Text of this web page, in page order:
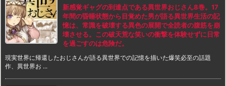
新感覚ギャグの到達点である異世界おじさん8巻。17
年間の昏睡状態から目覚めた男が語る異世界生活の記
憶は、常識を破壊する異色の展開で全読者の腹筋を崩
壊させる。この破天荒な笑いの衝撃を体験せずに日常
を過ごすのは危険だ。
現実世界に帰還したおじさんが語る異世界での記憶を描いた爆笑必至の話題
作、異世界お ...